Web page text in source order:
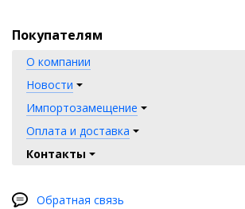
Покупателям
О компании
Новости
Импортозамещение
Оплата и доставка
Контакты
Обратная связь